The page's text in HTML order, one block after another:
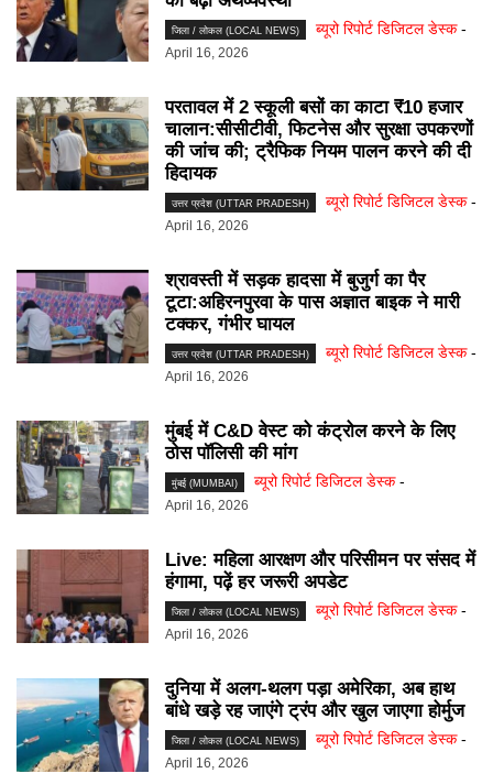
जिला / लोकल (LOCAL NEWS) ब्यूरो रिपोर्ट डिजिटल डेस्क -
April 16, 2026
परतावल में 2 स्कूली बसों का काटा ₹10 हजार
चालान:सीसीटीवी, फिटनेस और सुरक्षा उपकरणों
की जांच की; ट्रैफिक नियम पालन करने की दी
हिदायक
उत्तर प्रदेश (UTTAR PRADESH) ब्यूरो रिपोर्ट डिजिटल डेस्क -
April 16, 2026
श्रावस्ती में सड़क हादसा में बुजुर्ग का पैर
टूटा:अहिरनपुरवा के पास अज्ञात बाइक ने मारी
टक्कर, गंभीर घायल
उत्तर प्रदेश (UTTAR PRADESH) ब्यूरो रिपोर्ट डिजिटल डेस्क -
April 16, 2026
मुंबई में C&D वेस्ट को कंट्रोल करने के लिए
ठोस पॉलिसी की मांग
मुंबई (MUMBAI) ब्यूरो रिपोर्ट डिजिटल डेस्क -
April 16, 2026
Live: महिला आरक्षण और परिसीमन पर संसद में
हंगामा, पढ़ें हर जरूरी अपडेट
जिला / लोकल (LOCAL NEWS) ब्यूरो रिपोर्ट डिजिटल डेस्क -
April 16, 2026
दुनिया में अलग-थलग पड़ा अमेरिका, अब हाथ
बांधे खड़े रह जाएंगे ट्रंप और खुल जाएगा होर्मुज
जिला / लोकल (LOCAL NEWS) ब्यूरो रिपोर्ट डिजिटल डेस्क -
April 16, 2026